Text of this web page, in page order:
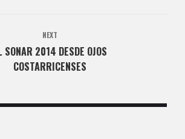
NEXT
SONAR 2014 DESDE OJOS
COSTARRICENSES